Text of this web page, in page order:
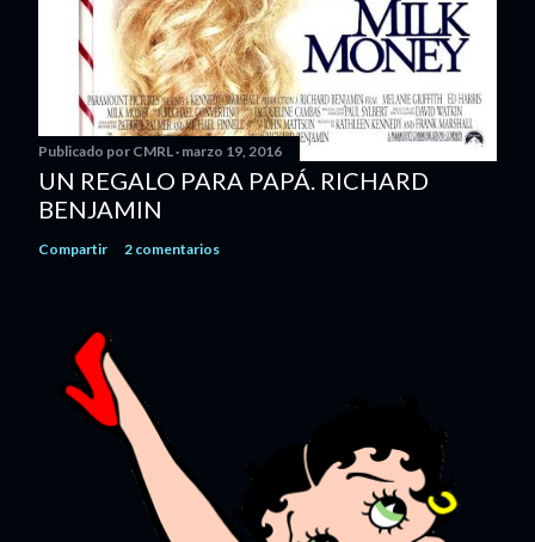
Publicado por CMRL marzo 19, 2016
UN REGALO PARA PAPÁ. RICHARD
BENJAMIN
Compartir 2 comentarios